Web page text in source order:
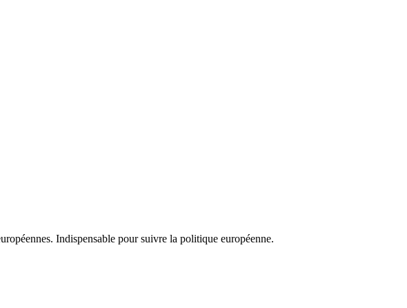
Indispensable pour suivre la politique européenne.